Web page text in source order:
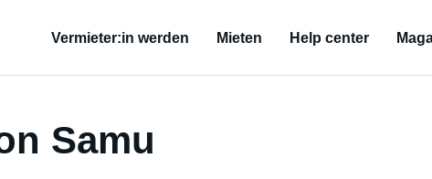
Vermieter:in werden Mieten Help center
Samu